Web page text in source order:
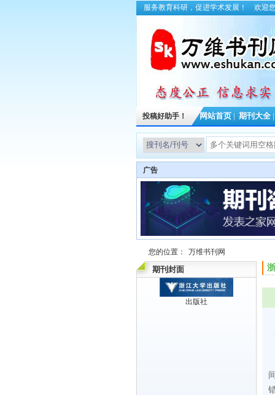
服务教育科研，促进学术发展！ 欢迎
投稿好助手！ 网站首页 期刊大全
广告
您的位置： 万维书刊网
期刊封面
出版社